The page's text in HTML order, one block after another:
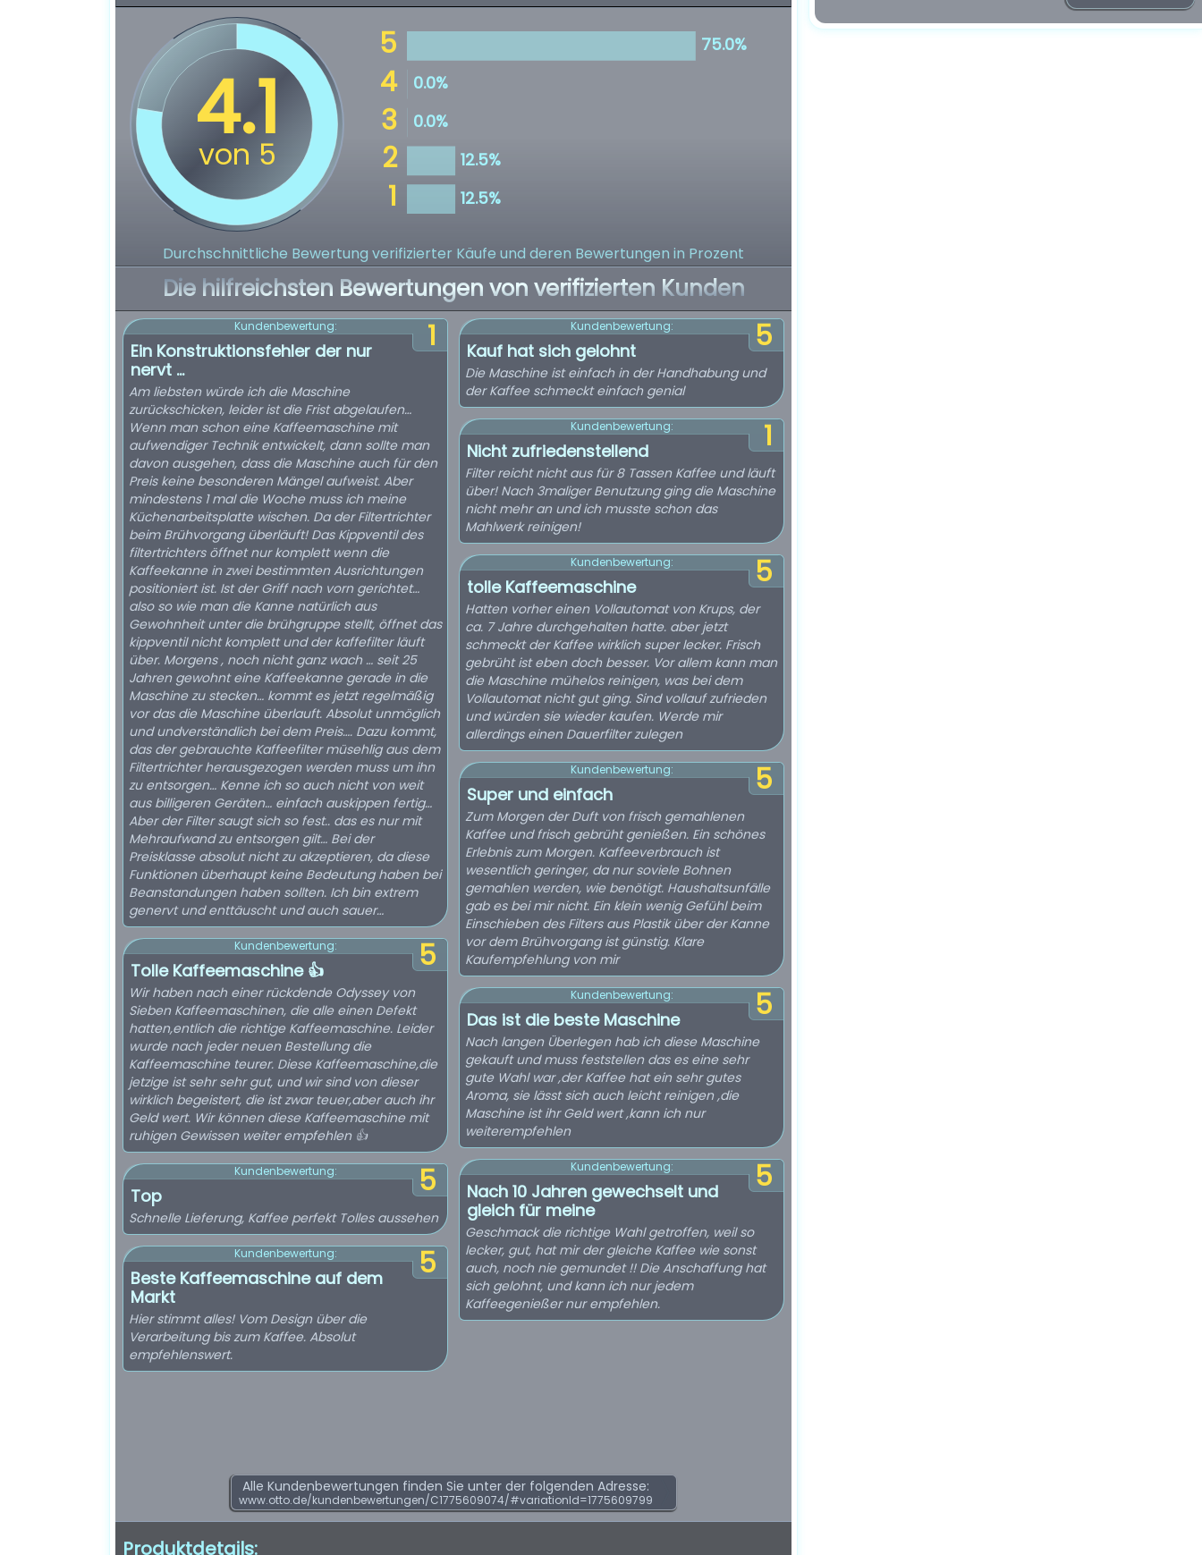
Durchschnittliche Bewertung verifizierter Käufe und deren Bewertungen in Prozent
Die hilfreichsten Bewertungen von verifizierten Kunden
1
Kundenbewertung:
Ein Konstruktionsfehler der nur
nervt …
Am liebsten würde ich die Maschine
zurückschicken, leider ist die Frist abgelaufen…
Wenn man schon eine Kaffeemaschine mit
aufwendiger Technik entwickelt, dann sollte man
davon ausgehen, dass die Maschine auch für den
Preis keine besonderen Mängel aufweist. Aber
mindestens 1 mal die Woche muss ich meine
Küchenarbeitsplatte wischen. Da der Filtertrichter
beim Brühvorgang überläuft! Das Kippventil des
filtertrichters öffnet nur komplett wenn die
Kaffeekanne in zwei bestimmten Ausrichtungen
positioniert ist. Ist der Griff nach vorn gerichtet…
also so wie man die Kanne natürlich aus
Gewohnheit unter die brühgruppe stellt, öffnet das
kippventil nicht komplett und der kaffefilter läuft
über. Morgens , noch nicht ganz wach … seit 25
Jahren gewohnt eine Kaffeekanne gerade in die
Maschine zu stecken… kommt es jetzt regelmäßig
vor das die Maschine überlauft. Absolut unmöglich
und undverständlich bei dem Preis…. Dazu kommt,
das der gebrauchte Kaffeefilter müsehlig aus dem
Filtertrichter herausgezogen werden muss um ihn
zu entsorgen… Kenne ich so auch nicht von weit
aus billigeren Geräten… einfach auskippen fertig…
Aber der Filter saugt sich so fest.. das es nur mit
Mehraufwand zu entsorgen gilt… Bei der
Preisklasse absolut nicht zu akzeptieren, da diese
Funktionen überhaupt keine Bedeutung haben bei
Beanstandungen haben sollten. Ich bin extrem
genervt und enttäuscht und auch sauer…
5
Kundenbewertung:
Tolle Kaffeemaschine 👍
Wir haben nach einer rückdende Odyssey von
Sieben Kaffeemaschinen, die alle einen Defekt
hatten,entlich die richtige Kaffeemaschine. Leider
wurde nach jeder neuen Bestellung die
Kaffeemaschine teurer. Diese Kaffeemaschine,die
jetzige ist sehr sehr gut, und wir sind von dieser
wirklich begeistert, die ist zwar teuer,aber auch ihr
Geld wert. Wir können diese Kaffeemaschine mit
ruhigen Gewissen weiter empfehlen 👍
5
Kundenbewertung:
Top
Schnelle Lieferung, Kaffee perfekt Tolles aussehen
5
Kundenbewertung:
Beste Kaffeemaschine auf dem
Markt
Hier stimmt alles! Vom Design über die
Verarbeitung bis zum Kaffee. Absolut
empfehlenswert.
5
Kundenbewertung:
Kauf hat sich gelohnt
Die Maschine ist einfach in der Handhabung und
der Kaffee schmeckt einfach genial
1
Kundenbewertung:
Nicht zufriedenstellend
Filter reicht nicht aus für 8 Tassen Kaffee und läuft
über! Nach 3maliger Benutzung ging die Maschine
nicht mehr an und ich musste schon das
Mahlwerk reinigen!
5
Kundenbewertung:
tolle Kaffeemaschine
Hatten vorher einen Vollautomat von Krups, der
ca. 7 Jahre durchgehalten hatte. aber jetzt
schmeckt der Kaffee wirklich super lecker. Frisch
gebrüht ist eben doch besser. Vor allem kann man
die Maschine mühelos reinigen, was bei dem
Vollautomat nicht gut ging. Sind vollauf zufrieden
und würden sie wieder kaufen. Werde mir
allerdings einen Dauerfilter zulegen
5
Kundenbewertung:
Super und einfach
Zum Morgen der Duft von frisch gemahlenen
Kaffee und frisch gebrüht genießen. Ein schönes
Erlebnis zum Morgen. Kaffeeverbrauch ist
wesentlich geringer, da nur soviele Bohnen
gemahlen werden, wie benötigt. Haushaltsunfälle
gab es bei mir nicht. Ein klein wenig Gefühl beim
Einschieben des Filters aus Plastik über der Kanne
vor dem Brühvorgang ist günstig. Klare
Kaufempfehlung von mir
5
Kundenbewertung:
Das ist die beste Maschine
Nach langen Überlegen hab ich diese Maschine
gekauft und muss feststellen das es eine sehr
gute Wahl war ,der Kaffee hat ein sehr gutes
Aroma, sie lässt sich auch leicht reinigen ,die
Maschine ist ihr Geld wert ,kann ich nur
weiterempfehlen
5
Kundenbewertung:
Nach 10 Jahren gewechselt und
gleich für meine
Geschmack die richtige Wahl getroffen, weil so
lecker, gut, hat mir der gleiche Kaffee wie sonst
auch, noch nie gemundet !! Die Anschaffung hat
sich gelohnt, und kann ich nur jedem
Kaffeegenießer nur empfehlen.
Alle Kundenbewertungen finden Sie unter der folgenden Adresse:
www.otto.de/kundenbewertungen/C1775609074/#variationId=1775609799
Produktdetails: